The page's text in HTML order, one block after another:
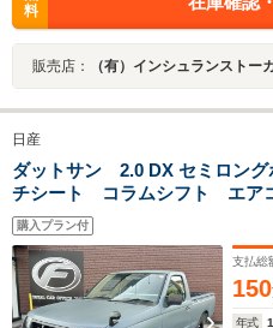
料
販売店： （有）インシュランストー
日産
ダットサン 2.0 DX セミロン
チシート コラムシフト エ
物 4ナンバー車 1000キログ
荷台チッピング塗装
購入プラン付
支払総
150
年式